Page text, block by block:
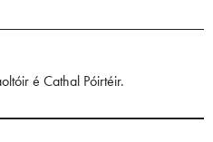
é Cathal Póirtéir.